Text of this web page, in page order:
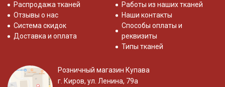
Распродажа тканей
Отзывы о нас
Система скидок
Доставка и оплата
Работы из наших тканей
Наши контакты
Способы оплаты и
реквизиты
Типы тканей
Розничный магазин Купава
г. Киров, ул. Ленина, 79а